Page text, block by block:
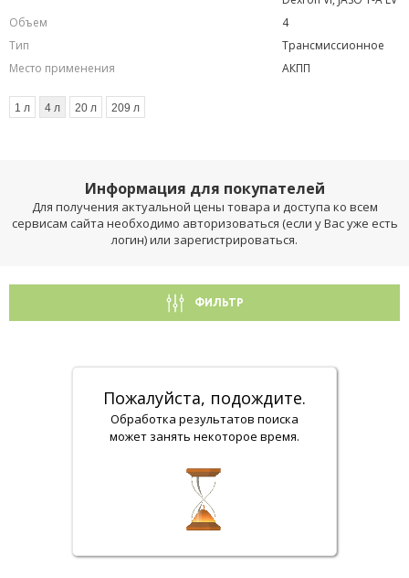
Объем
4
Тип
Трансмиссионное
Место применения
АКПП
1 л 4 л 20 л 209 л
Информация для покупателей
Для получения актуальной цены товара и доступа ко всем
сервисам сайта необходимо авторизоваться (если у Вас уже есть
логин) или зарегистрироваться.
ФИЛЬТР
Пожалуйста, подождите.
Обработка результатов поиска
может занять некоторое время.